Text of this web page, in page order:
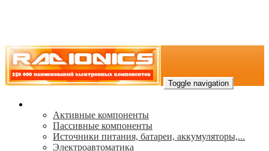
Toggle navigation
Активные компоненты
Пассивные компоненты
Источники питания, батареи, аккумуляторы,...
Электроавтоматика